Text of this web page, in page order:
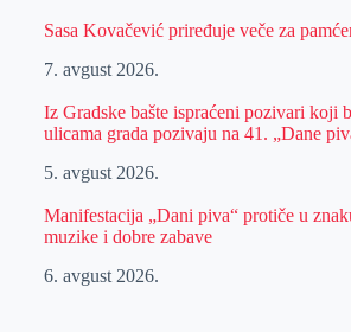
Sasa Kovačević priređuje veče za
7. avgust 2026.
Iz Gradske bašte ispraćeni pozivari koji
ulicama grada pozivaju na 41. „Dane
5. avgust 2026.
Manifestacija „Dani piva“ protiče u
muzike i dobre zabave
6. avgust 2026.